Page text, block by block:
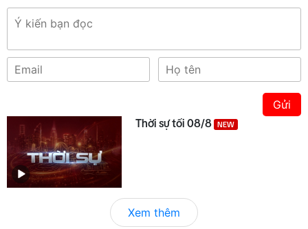
Gửi
Thời sự tối 08/8 NEW
Xem thêm